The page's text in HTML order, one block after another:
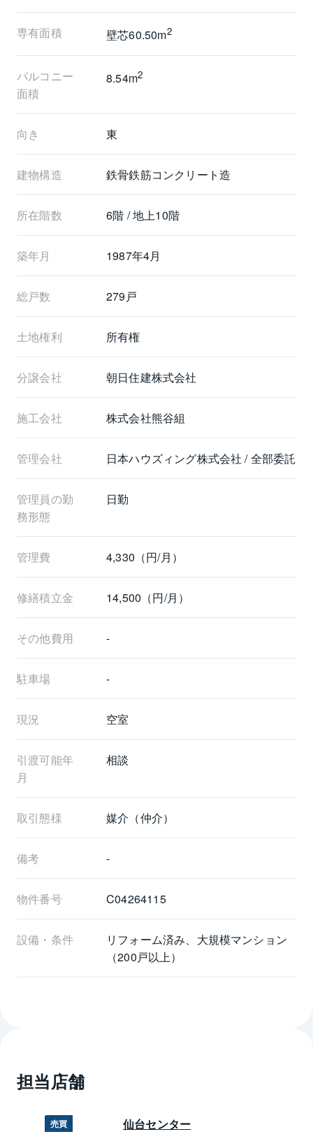
専有面積 壁芯60.50m2
バルコニー
面積
8.54m2
向き 東
建物構造 鉄骨鉄筋コンクリート造
所在階数 6階 / 地上10階
築年月 1987年4月
総戸数 279戸
土地権利 所有権
分譲会社 朝日住建株式会社
施工会社 株式会社熊谷組
管理会社 日本ハウズィング株式会社 / 全部委託
管理員の勤
務形態
日勤
管理費 4,330（円/月）
修繕積立金 14,500（円/月）
その他費用 -
駐車場 -
現況 空室
引渡可能年
月
相談
取引態様 媒介（仲介）
備考 -
物件番号 C04264115
設備・条件
リフォーム済み、大規模マンション
（200戸以上）
担当店舗
売買 仙台センター